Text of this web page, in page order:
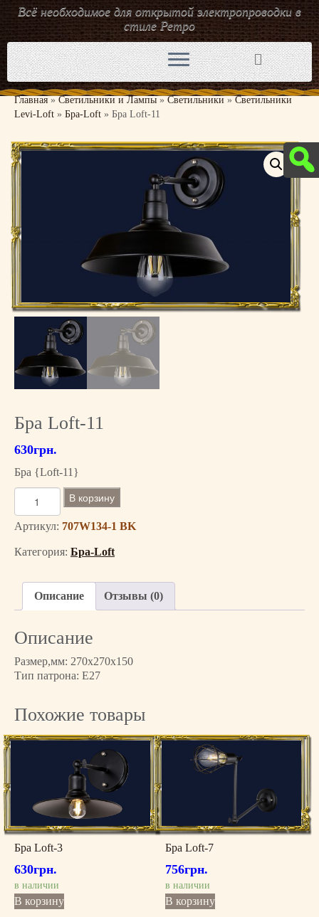
Перейти
к
содержимому
Всё необходимое для открытой электропроводки в
стиле Ретро
Главная » Светильники и Лампы » Светильники » Светильники
Levi-Loft » Бра-Loft » Бра Loft-11
Бра Loft-11
630грн.
Бра {Loft-11}
л
ч
о
о
в
р
Б
t
-
1
1
В корзину
Артикул: 707W134-1 BK
Категория: Бра-Loft
Описание Отзывы (0)
Описание
Размер,мм: 270x270x150
Тип патрона: E27
Похожие товары
Бра Loft-3
630грн.
в наличии
В корзину
Бра Loft-7
756грн.
в наличии
В корзину